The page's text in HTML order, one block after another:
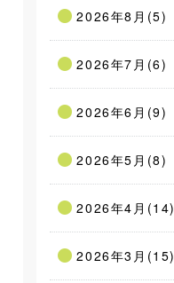
2026年8月(5)
2026年7月(6)
2026年6月(9)
2026年5月(8)
2026年4月(14)
2026年3月(15)